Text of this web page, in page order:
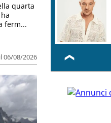
il 06/08/2026
quarta
ferm...
❮